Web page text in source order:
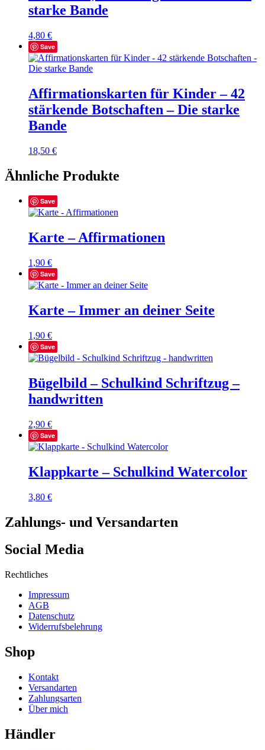
starke Bande
4,80 €
Save
Affirmationskarten für Kinder – 42
stärkende Botschaften – Die starke
Bande
18,50 €
Ähnliche Produkte
Save
Karte – Affirmationen
1,90 €
Save
Karte – Immer an deiner Seite
1,90 €
Save
Bügelbild – Schulkind Schriftzug –
handwritten
2,90 €
Save
Klappkarte – Schulkind Watercolor
3,80 €
Zahlungs- und Versandarten
Social Media
Rechtliches
Impressum
AGB
Datenschutz
Widerrufsbelehrung
Shop
Kontakt
Versandarten
Zahlungsarten
Über mich
Händler